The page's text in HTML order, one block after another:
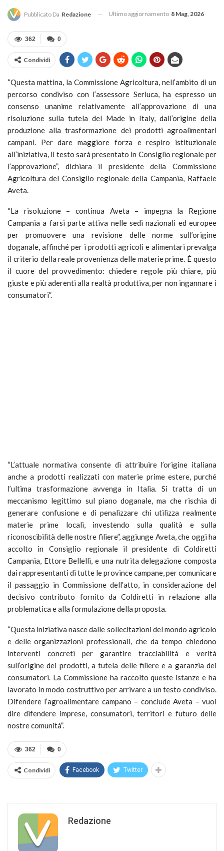
Pubblicato Da Redazione Ultimo aggiornamento 8 Mag, 2026
0
362
Condividi
“Questa mattina, la Commissione Agricoltura, nell’ambito di un
percorso condiviso con l’assessore Serluca, ha espresso un
consenso unanime relativamente all’approvazione di una
risoluzione sulla tutela del Made in Italy, dall’origine della
produzione alla trasformazione dei prodotti agroalimentari
campani. Per dare maggiore forza e respiro istituzionale
all’iniziativa, il testo sarà presentato in Consiglio regionale per
l’approvazione”, dichiara il presidente della Commissione
Agricoltura del Consiglio regionale della Campania, Raffaele
Aveta.
“La risoluzione – continua Aveta – impegna la Regione
Campania a farsi parte attiva nelle sedi nazionali ed europee
per promuovere una revisione delle norme sull’origine
doganale, affinché per i prodotti agricoli e alimentari prevalga
il criterio della reale provenienza delle materie prime. È questo
il cuore del provvedimento: chiedere regole più chiare, più
giuste e più aderenti alla realtà produttiva, per non ingannare i
consumatori”.
“L’attuale normativa consente di attribuire l’origine italiana
anche a prodotti realizzati con materie prime estere, purché
l’ultima trasformazione avvenga in Italia. Si tratta di un
meccanismo legittimo sul piano doganale, ma che rischia di
generare confusione e di penalizzare chi utilizza realmente
materie prime locali, investendo sulla qualità e sulla
riconoscibilità delle nostre filiere”, aggiunge Aveta, che oggi ha
accolto in Consiglio regionale il presidente di Coldiretti
Campania, Ettore Bellelli, e una nutrita delegazione composta
dai rappresentanti di tutte le province campane, per comunicare
il passaggio in Commissione dell’atto, in considerazione del
decisivo contributo fornito da Coldiretti in relazione alla
problematica e alla formulazione della proposta.
“Questa iniziativa nasce dalle sollecitazioni del mondo agricolo
e delle organizzazioni professionali, che da tempo chiedono
interventi concreti per garantire tracciabilità e verità
sull’origine dei prodotti, a tutela delle filiere e a garanzia dei
consumatori. La Commissione ha raccolto queste istanze e ha
lavorato in modo costruttivo per arrivare a un testo condiviso.
Difendere l’agroalimentare campano – conclude Aveta – vuol
dire difendere imprese, consumatori, territori e futuro delle
nostre comunità”.
0
362
Condividi Facebook Twitter
Redazione